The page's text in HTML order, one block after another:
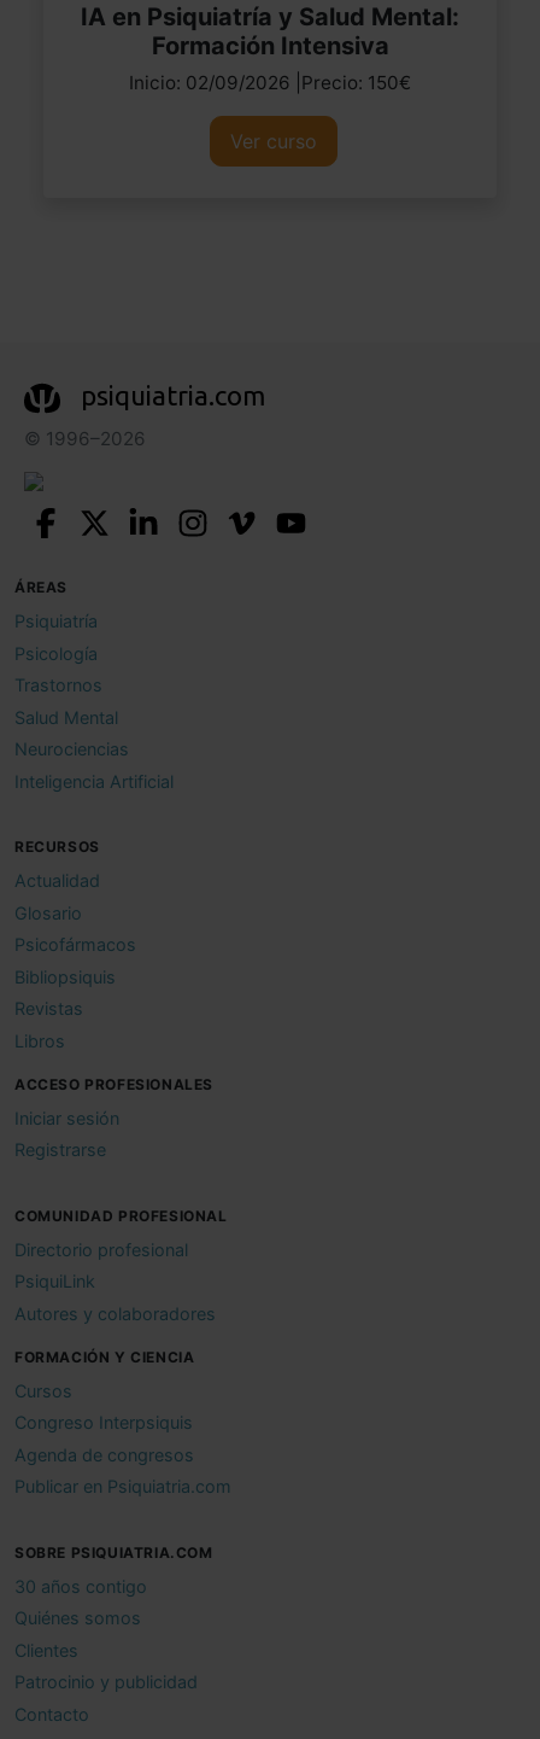
IA en Psiquiatría y Salud Mental:
Formación Intensiva
Inicio: 02/09/2026 |Precio: 150€
Ver curso
psiquiatria.com
© 1996–2026
ÁREAS
Psiquiatría
Psicología
Trastornos
Salud Mental
Neurociencias
Inteligencia Artificial
RECURSOS
Actualidad
Glosario
Psicofármacos
Bibliopsiquis
Revistas
Libros
ACCESO PROFESIONALES
Iniciar sesión
Registrarse
COMUNIDAD PROFESIONAL
Directorio profesional
PsiquiLink
Autores y colaboradores
FORMACIÓN Y CIENCIA
Cursos
Congreso Interpsiquis
Agenda de congresos
Publicar en Psiquiatria.com
SOBRE PSIQUIATRIA.COM
30 años contigo
Quiénes somos
Clientes
Patrocinio y publicidad
Contacto